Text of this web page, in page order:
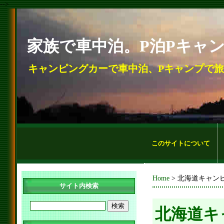
-->
家族で車中泊。P泊Pキャ
キャンピングカーで車中泊、Pキャンプで
このサイトについて
Home > 北海道キャン
北海道
サイト内検索